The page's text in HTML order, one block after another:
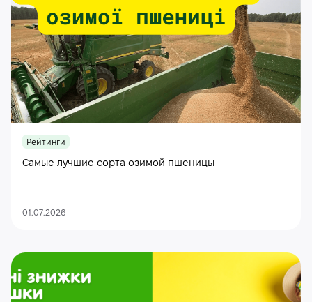
Рейтинги
Самые лучшие сорта озимой пшеницы
01.07.2026